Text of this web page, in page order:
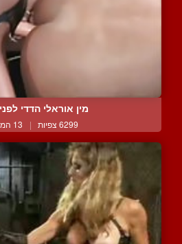
מין אוראלי הדדי
6299 צפיות | 13 המלצות